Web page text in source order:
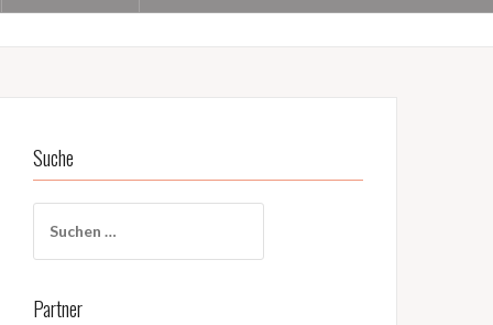
Suche
c
e
Partner